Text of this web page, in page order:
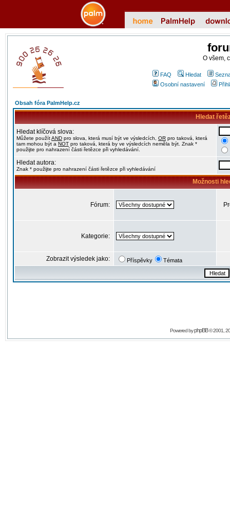
O všem,
FAQ Hledat
Osobní nastavení
Obsah fóra PalmHelp.cz
Hledat
Hledat klíčová slova:
Můžete použítAND pro slova, která musí být ve výsledcích, OR pro taková, která
tam mohou být a NOT pro taková, která by ve výsledcích neměla být. Znak *
použijte pro nahrazení části řetězce při vyhledávání.
Hledat autora:
Znak * použijte pro nahrazení části řetězce při vyhledávání
Možnosti
Fórum:
Kategorie:
Zobrazit výsledek jako: Příspěvky Témata
Powered byphpBB© 2001,